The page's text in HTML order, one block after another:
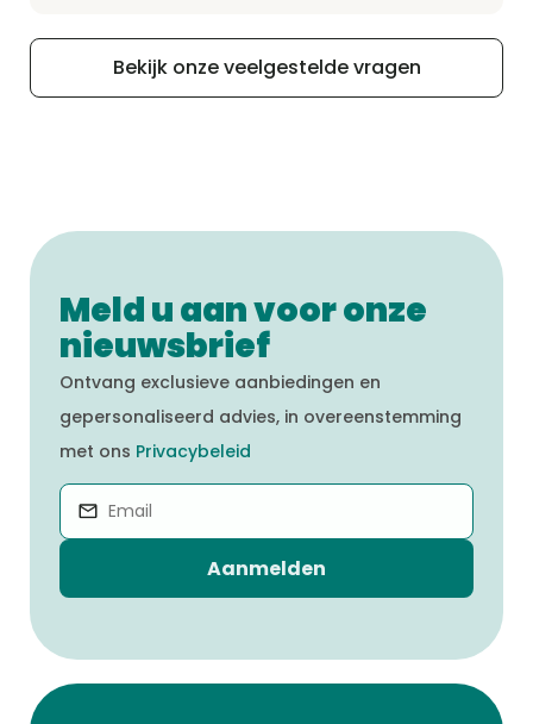
alle macro- en micro-nutriënten.
een gedetailleerd overzicht van onze
Bekijk onze veelgestelde vragen
Meld u aan voor onze
nieuwsbrief
Ontvang exclusieve aanbiedingen en
gepersonaliseerd advies, in overeenstemming
met ons Privacybeleid
Aanmelden